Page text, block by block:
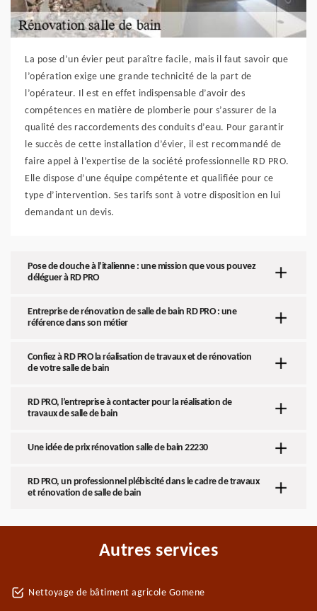
La pose d’un évier peut paraître facile, mais il faut savoir que
l’opération exige une grande technicité de la part de
l’opérateur. Il est en effet indispensable d’avoir des
compétences en matière de plomberie pour s’assurer de la
qualité des raccordements des conduits d’eau. Pour garantir
le succès de cette installation d’évier, il est recommandé de
faire appel à l’expertise de la société professionnelle RD PRO.
Elle dispose d’une équipe compétente et qualifiée pour ce
type d’intervention. Ses tarifs sont à votre disposition en lui
demandant un devis.
Pose de douche à l’italienne : une mission que vous pouvez
déléguer à RD PRO
Entreprise de rénovation de salle de bain RD PRO : une
référence dans son métier
Confiez à RD PRO la réalisation de travaux et de rénovation
de votre salle de bain
RD PRO, l’entreprise à contacter pour la réalisation de
travaux de salle de bain
Une idée de prix rénovation salle de bain 22230
RD PRO, un professionnel plébiscité dans le cadre de travaux
et rénovation de salle de bain
Autres services
Nettoyage de bâtiment agricole Gomene